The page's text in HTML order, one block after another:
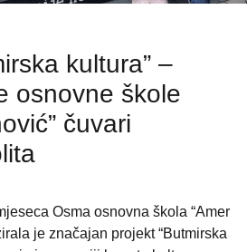
kultura” –
osnovne škole
čuvari
Osma osnovna škola “Amer
je značajan projekt “Butmirska